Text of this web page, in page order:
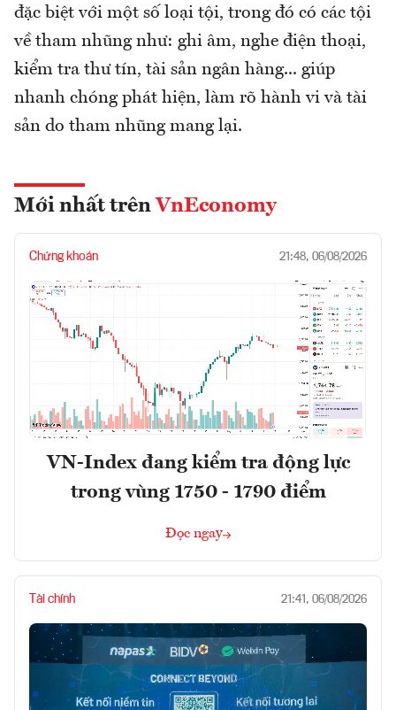
đặc biệt với một số loại tội, trong đó có các tội
về tham nhũng như: ghi âm, nghe điện thoại,
kiểm tra thư tín, tài sản ngân hàng... giúp
nhanh chóng phát hiện, làm rõ hành vi và tài
sản do tham nhũng mang lại.
Mới nhất trên VnEconomy
Chứng khoán 21:48, 06/08/2026
VN-Index đang kiểm tra động lực
trong vùng 1750 - 1790 điểm
Đọc ngay
Tài chính 21:41, 06/08/2026